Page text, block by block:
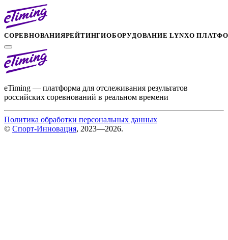
СОРЕВНОВАНИЯРЕЙТИНГИОБОРУДОВАНИЕ LYNXО
eTiming — платформа для отслеживания результатов
российских соревнований в реальном времени
Политика обработки персональных данных
© Спорт-Инновация, 2023—2026.